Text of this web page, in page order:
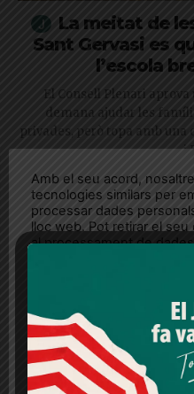
La meitat de
Sant Gervasi es
l’escola
El Consell Plenari
demana ajudar les
privades, però topa amb una
i
Amb el seu acord,
tecnologies similars per
processar dades
lloc web. Pot retirar el
al processament de
legítims en qualsevol
cookies" o a la nostra
lloc web. Si cliques
Més informació